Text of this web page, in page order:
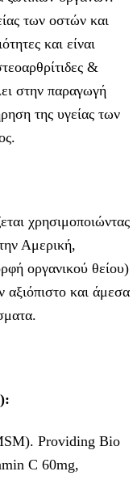
των οστών και
και είναι
&
στην παραγωγή
της υγείας των
χρησιμοποιώντας
Αμερική,
οργανικού θείου)
αξιόπιστο και άμεσα
Providing Bio
C 60mg,